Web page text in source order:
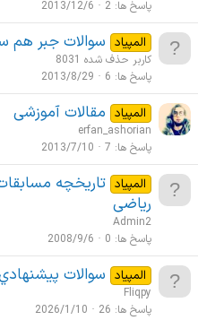
پاسخ ها 2
2013/12/6
المپیاد سوالات جبر هم
کاربر حذف شده 8031
پاسخ ها 6
2013/8/29
المپیاد مقالات آموزشی
erfan_ashorian
پاسخ ها 7
2013/7/10
المپیاد تاریخچه
ریاضی
Admin2
پاسخ ها 0
2008/9/6
المپیاد سوالات
Fliqpy
پاسخ ها 26
2026/1/10